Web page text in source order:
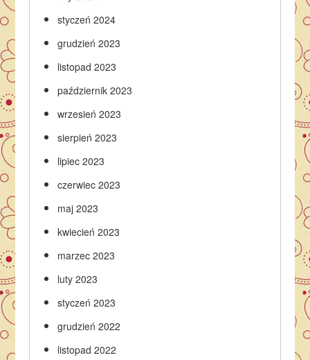
styczeń 2024
grudzień 2023
listopad 2023
październik 2023
wrzesień 2023
sierpień 2023
lipiec 2023
czerwiec 2023
maj 2023
kwiecień 2023
marzec 2023
luty 2023
styczeń 2023
grudzień 2022
listopad 2022